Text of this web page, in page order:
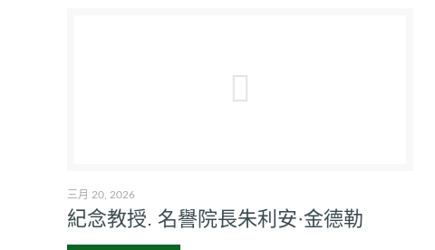
三月 20, 2026
紀念教授. 名譽院長朱利安·金德勒